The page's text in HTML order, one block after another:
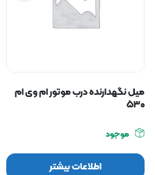
میل نگهدارنده درب موتور ام وی ام
۵۳۰
موجود
اطلاعات بیشتر